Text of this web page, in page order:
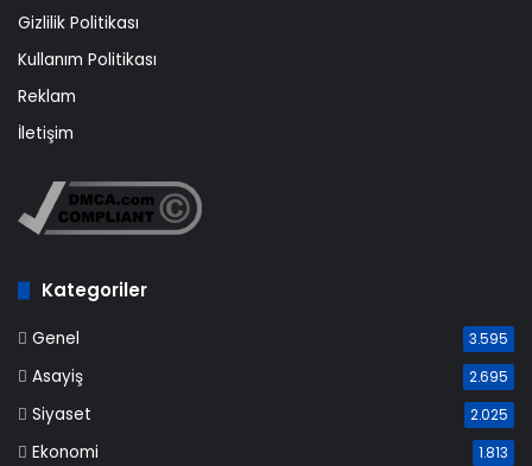
Gizlilik Politikası
Kullanım Politikası
Reklam
İletişim
Kategoriler
Genel 3.595
Asayiş 2.695
Siyaset 2.025
Ekonomi 1.813